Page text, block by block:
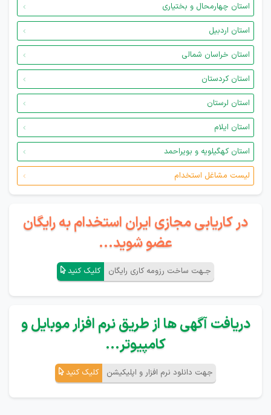
استان چهارمحال و بختیاری
استان اردبیل
استان خراسان شمالی
استان کردستان
استان لرستان
استان ایلام
استان کهگیلویه و بویراحمد
لیست مشاغل استخدام
در کاریابی مجازی ایران استخدام به رایگان
عضو شوید...
جـهت ساخت رزومه کاری رایگان کلیک کنید
دریافت آگهی ها از طریق نرم افزار موبایل و
کامپیوتر...
جهت دانلود نرم افزار و اپلیکیشن کلیک کنید